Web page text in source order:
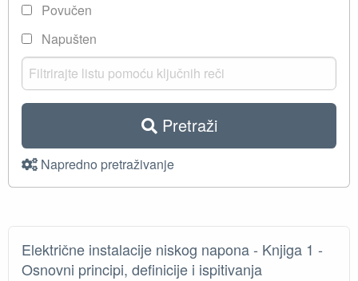
Povučen
Napušten
Pretraži
Napredno pretraživanje
Električne instalacije niskog napona - Knjiga 1 -
Osnovni principi, definicije i ispitivanja